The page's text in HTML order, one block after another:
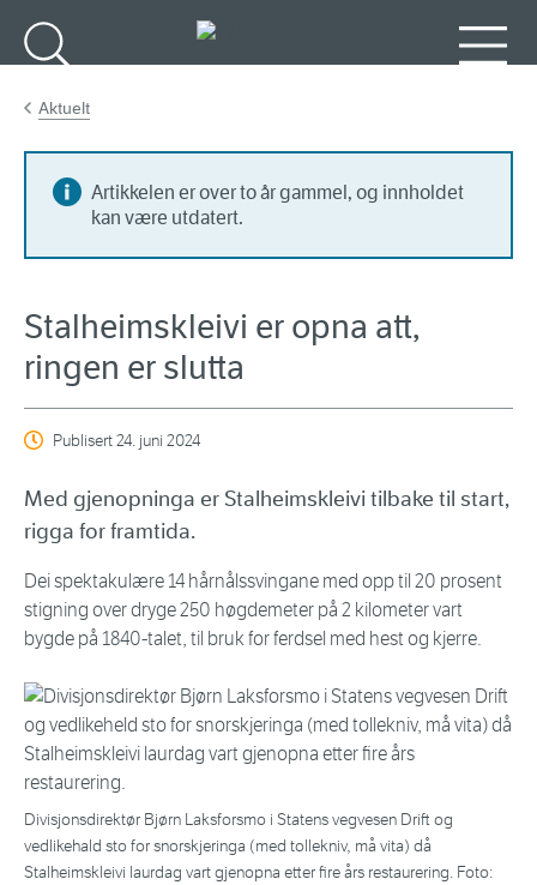
Aktuelt
Artikkelen er over to år gammel, og innholdet
kan være utdatert.
Stalheimskleivi er opna att,
ringen er slutta
Publisert24. juni 2024
Med gjenopninga er Stalheimskleivi tilbake til start,
rigga for framtida.
Dei spektakulære 14 hårnålssvingane med opp til 20 prosent
stigning over dryge 250 høgdemeter på 2 kilometer vart
bygde på 1840-talet, til bruk for ferdsel med hest og kjerre.
Divisjonsdirektør Bjørn Laksforsmo i Statens vegvesen Drift og
vedlikehald sto for snorskjeringa (med tollekniv, må vita) då
Stalheimskleivi laurdag vart gjenopna etter fire års restaurering. Foto: